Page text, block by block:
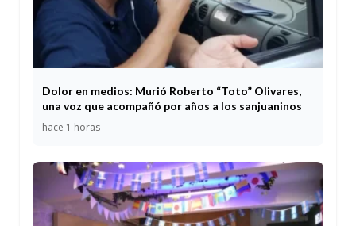
Dolor en medios: Murió Roberto “Toto” Olivares,
una voz que acompañó por años a los sanjuaninos
hace 1 horas